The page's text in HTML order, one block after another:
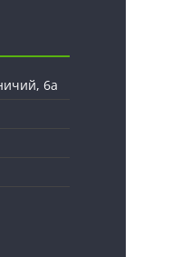
6а